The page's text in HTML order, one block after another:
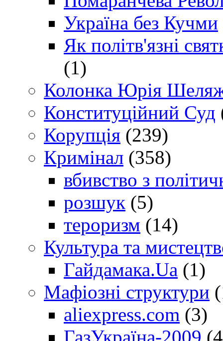
Україна без Кучми
Як політв'язні
(1)
Колонка Юрія
Конституційний Суд
Корупція (239)
Кримінал (358)
вбивство з
розшук (5)
тероризм (14)
Культура та
Гайдамака.Ua (1)
Мафіозні структури
aliexpress.com (3)
ГазУкраїна-2009